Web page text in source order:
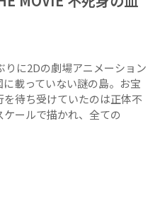
に2Dの劇場アニメーション
載っていない謎の島。お宝
待ち受けていたのは正体不
ールで描かれ、全ての